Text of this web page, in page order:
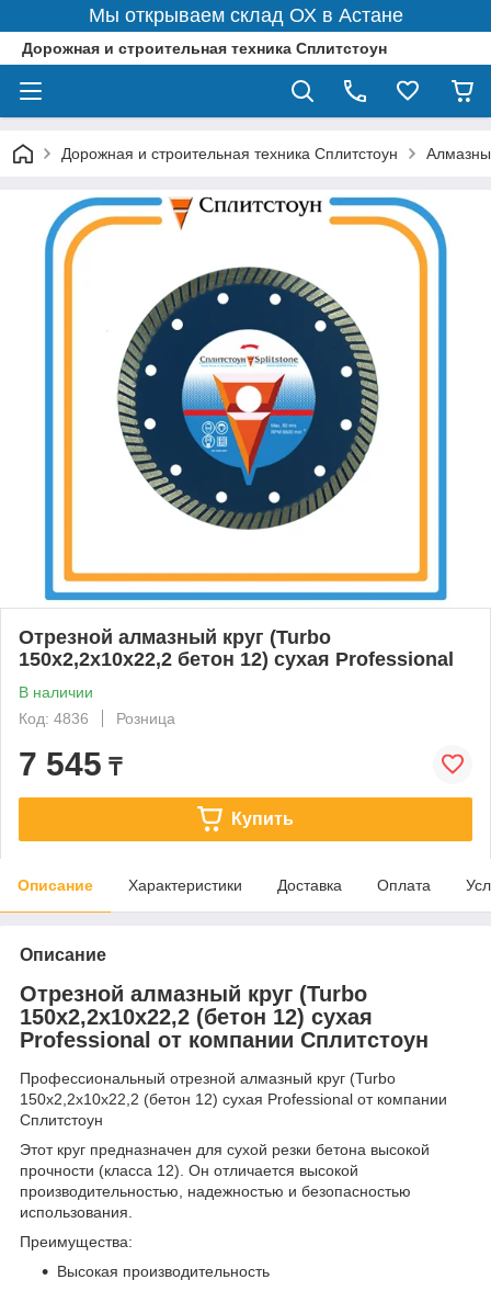
Мы открываем склад ОХ в Астане
Дорожная и строительная техника Сплитстоун
Дорожная и строительная техника Сплитстоун
Отрезной алмазный круг (Turbo
150x2,2x10x22,2 бетон 12) сухая Professional
В наличии
Код: 4836
Розница
7 545 ₸
Купить
Описание Характеристики Доставка Оплата
Описание
Отрезной алмазный круг (Turbo
150x2,2x10x22,2 (бетон 12) сухая
Professional от компании Сплитстоун
Профессиональный отрезной алмазный круг (Turbo
150x2,2x10x22,2 (бетон 12) сухая Professional от компании
Сплитстоун
Этот круг предназначен для сухой резки бетона высокой
прочности (класса 12). Он отличается высокой
производительностью, надежностью и безопасностью
использования.
Преимущества:
Высокая производительность